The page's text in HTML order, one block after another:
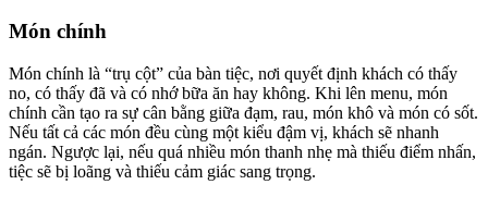
Món chính
Món chính là “trụ cột” của bàn tiệc, nơi quyết định khách có thấy
no, có thấy đã và có nhớ bữa ăn hay không. Khi lên menu, món
chính cần tạo ra sự cân bằng giữa đạm, rau, món khô và món có sốt.
Nếu tất cả các món đều cùng một kiểu đậm vị, khách sẽ nhanh
ngán. Ngược lại, nếu quá nhiều món thanh nhẹ mà thiếu điểm nhấn,
tiệc sẽ bị loãng và thiếu cảm giác sang trọng.